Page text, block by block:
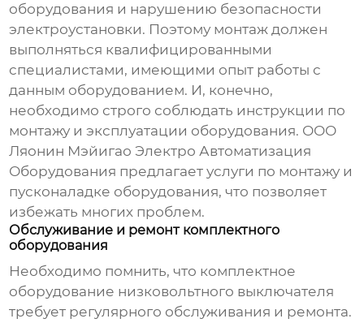
оборудования и нарушению безопасности
электроустановки. Поэтому монтаж должен
выполняться квалифицированными
специалистами, имеющими опыт работы с
данным оборудованием. И, конечно,
необходимо строго соблюдать инструкции по
монтажу и эксплуатации оборудования. ООО
Ляонин Мэйигао Электро Автоматизация
Оборудования предлагает услуги по монтажу и
пусконаладке оборудования, что позволяет
избежать многих проблем.
Обслуживание и ремонт комплектного
оборудования
Необходимо помнить, что комплектное
оборудование низковольтного выключателя
требует регулярного обслуживания и ремонта.